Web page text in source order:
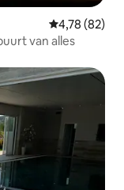
Gemiddelde
4,78 (82)
van alles